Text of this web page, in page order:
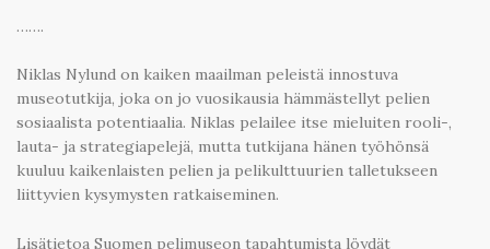
…….
Niklas Nylund on kaiken maailman peleistä innostuva
museotutkija, joka on jo vuosikausia hämmästellyt pelien
sosiaalista potentiaalia. Niklas pelailee itse mieluiten rooli-,
lauta- ja strategiapelejä, mutta tutkijana hänen työhönsä
kuuluu kaikenlaisten pelien ja pelikulttuurien talletukseen
liittyvien kysymysten ratkaiseminen.
Lisätietoa Suomen pelimuseon tapahtumista löydät